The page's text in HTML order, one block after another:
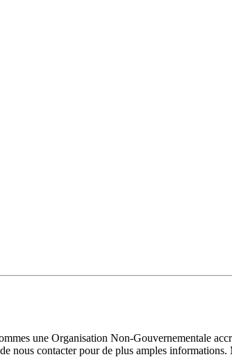
une Organisation Non-Gouvernementale
nous contacter pour de plus amples